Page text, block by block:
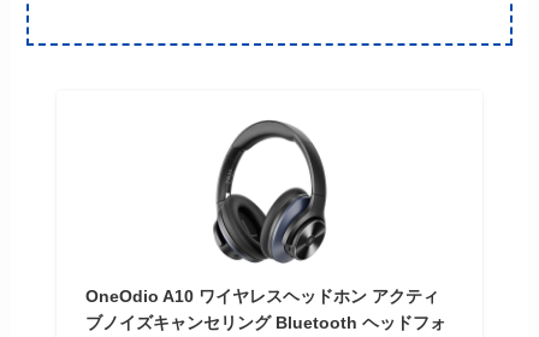
OneOdio A10 ワイヤレスヘッドホン アクティ
ブノイズキャンセリング Bluetooth ヘッドフォ